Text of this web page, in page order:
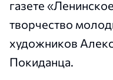
газете
творчество
художников
Покиданца.